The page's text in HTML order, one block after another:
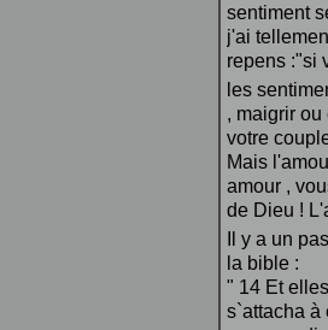
sentiment
j'ai
repens :"si
les
, maigrir
votre
Mais
amour ,
de Dieu !
Il y a un
la bible :
" 14 Et
s`attacha à